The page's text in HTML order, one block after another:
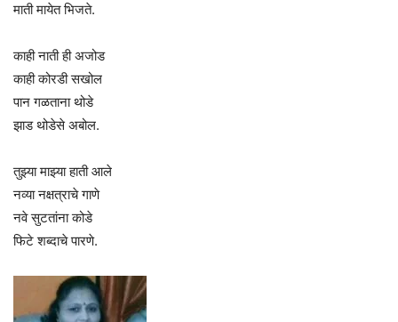
माती मायेत भिजते.
काही नाती ही अजोड
काही कोरडी सखोल
पान गळताना थोडे
झाड थोडेसे अबोल.
तुझ्या माझ्या हाती आले
नव्या नक्षत्राचे गाणे
नवे सुटतांना कोडे
फिटे शब्दाचे पारणे.